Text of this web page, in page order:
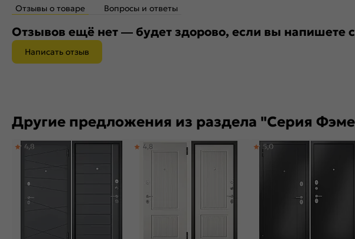
Отзывы о товаре Вопросы и ответы
Отзывов ещё нет — будет здорово, если вы напишете
Написать отзыв
Другие предложения из раздела "Серия
4,8 4,8 5,0